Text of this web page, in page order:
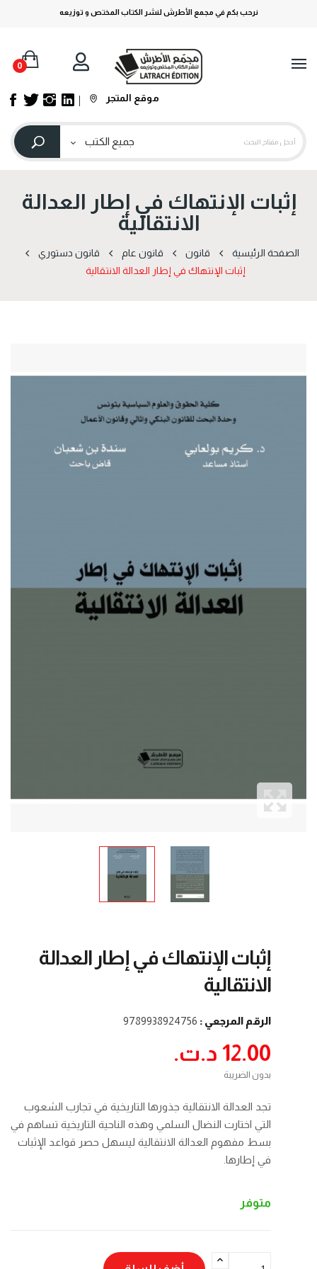
نرحب بكم في مجمع الأطرش لنشر الكتاب المختص و توزيعه
0
موقع المتجر
إثبات الإنتهاك في إطار العدالة
الانتقالية
الصفحة الرئيسية قانون قانون عام
قانون دستوري
إثبات الإنتهاك في إطار العدالة الانتقالية
إثبات الإنتهاك في إطار العدالة
الانتقالية
الرقم المرجعي : 9789938924756
12.00 د.ت.‏
بدون الضريبة
تجد العدالة الانتقالية جذورها التاريخية في تجارب الشعوب
التي اختارت النضال السلمي وهذه الناحية التاريخية تساهم في
بسط مفهوم العدالة الانتقالية ليسهل حصر قواعد الإثبات
في إطارها.
متوفر